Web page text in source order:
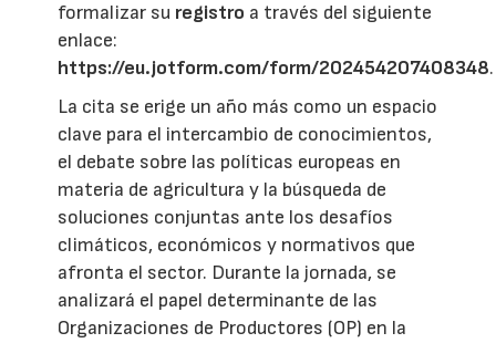
formalizar su registro a través del siguiente
enlace:
https://eu.jotform.com/form/202454207408348.
La cita se erige un año más como un espacio
clave para el intercambio de conocimientos,
el debate sobre las políticas europeas en
materia de agricultura y la búsqueda de
soluciones conjuntas ante los desafíos
climáticos, económicos y normativos que
afronta el sector. Durante la jornada, se
analizará el papel determinante de las
Organizaciones de Productores (OP) en la